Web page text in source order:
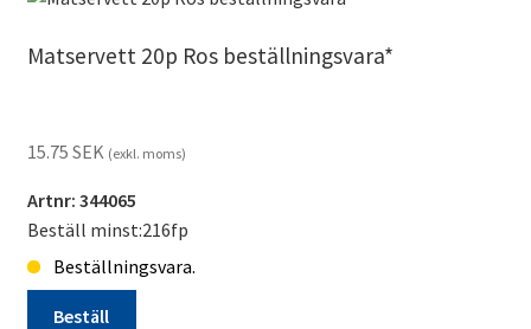
Matservett 20p Ros beställningsvara*
15.75 SEK (exkl. moms)
Artnr: 344065
Beställ minst:216fp
Beställningsvara.
Beställ